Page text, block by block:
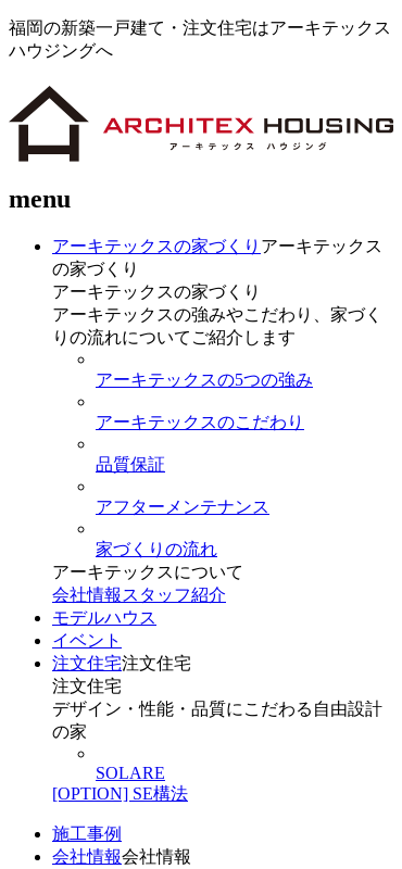
福岡の新築一戸建て・注文住宅はアーキテックス
ハウジングへ
menu
アーキテックスの家づくり アーキテックス
の家づくり
アーキテックスの家づくり
アーキテックスの強みやこだわり、家づく
りの流れについてご紹介します
アーキテックスの5つの強み
アーキテックスのこだわり
品質保証
アフターメンテナンス
家づくりの流れ
アーキテックスについて
会社情報 スタッフ紹介
モデルハウス
イベント
注文住宅注文住宅
注文住宅
デザイン・性能・品質にこだわる自由設計
の家
SOLARE
[OPTION] SE構法
施工事例
会社情報会社情報